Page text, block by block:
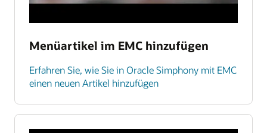
Menüartikel im EMC hinzufügen
Erfahren Sie, wie Sie in Oracle Simphony mit EMC
einen neuen Artikel hinzufügen